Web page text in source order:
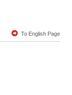
To English Page